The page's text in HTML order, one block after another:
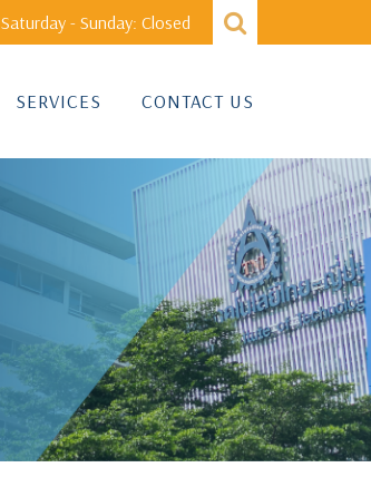
Saturday - Sunday: Closed
SERVICES CONTACT US